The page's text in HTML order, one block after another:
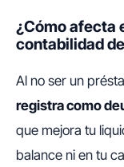
¿Cómo afecta
contabilidad
Al no ser un
registra como
que mejora tu
balance ni en tu